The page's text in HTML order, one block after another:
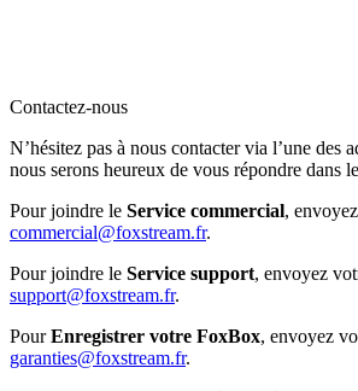
Contactez-nous
N’hésitez pas à nous contacter via l’une des
nous serons heureux de vous répondre dans
Pour joindre le Service commercial,
commercial@foxstream.fr.
Pour joindre le Service support, envoyez
support@foxstream.fr.
PourEnregistrer votre FoxBox, envoyez
garanties@foxstream.fr.